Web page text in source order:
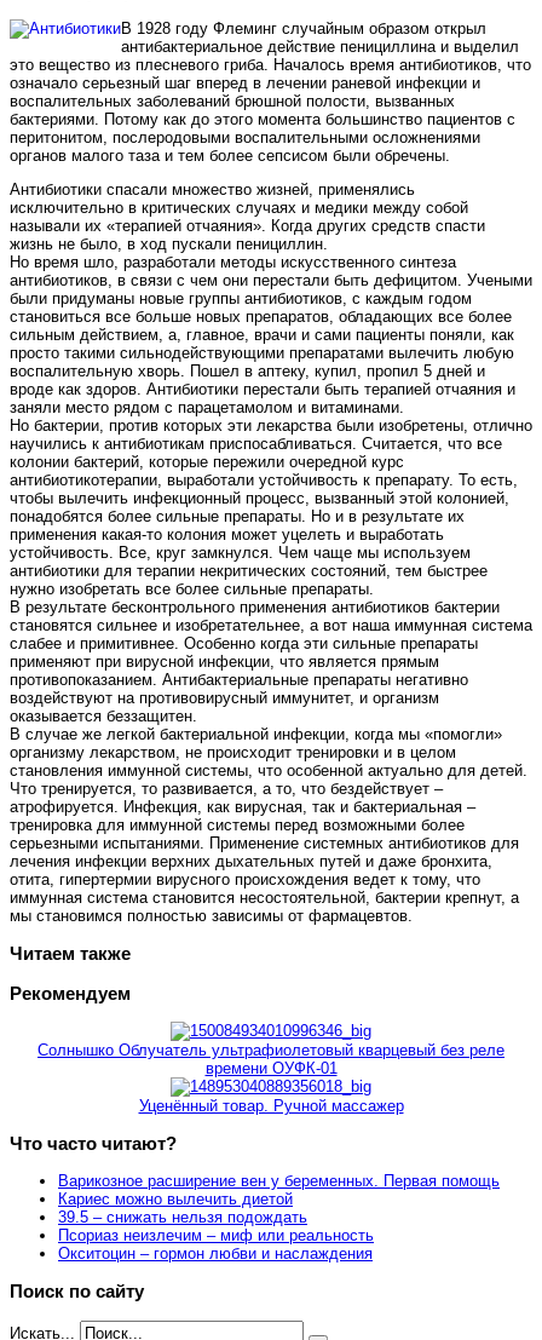
В 1928 году Флеминг случайным образом открыл
антибактериальное действие пенициллина и выделил
это вещество из плесневого гриба. Началось время антибиотиков, что
означало серьезный шаг вперед в лечении раневой инфекции и
воспалительных заболеваний брюшной полости, вызванных
бактериями. Потому как до этого момента большинство пациентов с
перитонитом, послеродовыми воспалительными осложнениями
органов малого таза и тем более сепсисом были обречены.
Антибиотики спасали множество жизней, применялись
исключительно в критических случаях и медики между собой
называли их «терапией отчаяния». Когда других средств спасти
жизнь не было, в ход пускали пенициллин.
Но время шло, разработали методы искусственного синтеза
антибиотиков, в связи с чем они перестали быть дефицитом. Учеными
были придуманы новые группы антибиотиков, с каждым годом
становиться все больше новых препаратов, обладающих все более
сильным действием, а, главное, врачи и сами пациенты поняли, как
просто такими сильнодействующими препаратами вылечить любую
воспалительную хворь. Пошел в аптеку, купил, пропил 5 дней и
вроде как здоров. Антибиотики перестали быть терапией отчаяния и
заняли место рядом с парацетамолом и витаминами.
Но бактерии, против которых эти лекарства были изобретены, отлично
научились к антибиотикам приспосабливаться. Считается, что все
колонии бактерий, которые пережили очередной курс
антибиотикотерапии, выработали устойчивость к препарату. То есть,
чтобы вылечить инфекционный процесс, вызванный этой колонией,
понадобятся более сильные препараты. Но и в результате их
применения какая-то колония может уцелеть и выработать
устойчивость. Все, круг замкнулся. Чем чаще мы используем
антибиотики для терапии некритических состояний, тем быстрее
нужно изобретать все более сильные препараты.
В результате бесконтрольного применения антибиотиков бактерии
становятся сильнее и изобретательнее, а вот наша иммунная система
слабее и примитивнее. Особенно когда эти сильные препараты
применяют при вирусной инфекции, что является прямым
противопоказанием. Антибактериальные препараты негативно
воздействуют на противовирусный иммунитет, и организм
оказывается беззащитен.
В случае же легкой бактериальной инфекции, когда мы «помогли»
организму лекарством, не происходит тренировки и в целом
становления иммунной системы, что особенной актуально для детей.
Что тренируется, то развивается, а то, что бездействует –
атрофируется. Инфекция, как вирусная, так и бактериальная –
тренировка для иммунной системы перед возможными более
серьезными испытаниями. Применение системных антибиотиков для
лечения инфекции верхних дыхательных путей и даже бронхита,
отита, гипертермии вирусного происхождения ведет к тому, что
иммунная система становится несостоятельной, бактерии крепнут, а
мы становимся полностью зависимы от фармацевтов.
Читаем также
Рекомендуем
Солнышко Облучатель ультрафиолетовый кварцевый без реле
времени ОУФК-01
Уценённый товар. Ручной массажер
Что часто читают?
Варикозное расширение вен у беременных. Первая помощь
Кариес можно вылечить диетой
39.5 – снижать нельзя подождать
Псориаз неизлечим – миф или реальность
Окситоцин – гормон любви и наслаждения
Поиск по сайту
Искать...